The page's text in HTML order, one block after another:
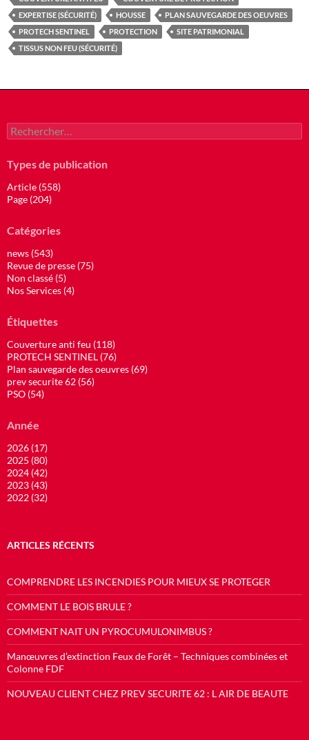
EXPERTISE (SÉCURITÉ)
HOUSSE
PLAN SAUVEGARDE DES OEUVRES
PROTECH SENTINEL
PROTECTION
SITE PATRIMONIAL
TISSUS NON FEU (SÉCURITÉ)
Rechercher :
Types de publication
Article (558)
Page (204)
Catégories
news (543)
Revue de presse (75)
Non classé (5)
Nos Services (4)
Étiquettes
Couverture anti feu (118)
PROTECH SENTINEL (76)
Plan sauvegarde des oeuvres (69)
prev securite 62 (56)
PSO (54)
Année
2026 (17)
2025 (80)
2024 (42)
2023 (43)
2022 (32)
ARTICLES RÉCENTS
COMPRENDRE LES INCENDIES POUR MIEUX SE PROTEGER
COMMENT LE BOIS BRULE ?
COMMENT NAIT UN PYROCUMULONIMBUS ?
Manœuvres d’extinction Feux de Forêt – Techniques combinées et
Colonne FDF
NOUVEAU CLIENT CHEZ PREV SECURITE 62 : L AIR DE BEAUTE